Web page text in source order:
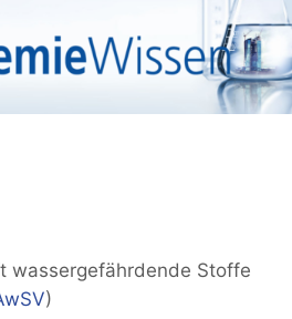
wassergefährdende Stoffe
)